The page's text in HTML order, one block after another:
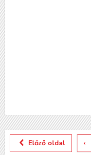
Előző oldal ‹